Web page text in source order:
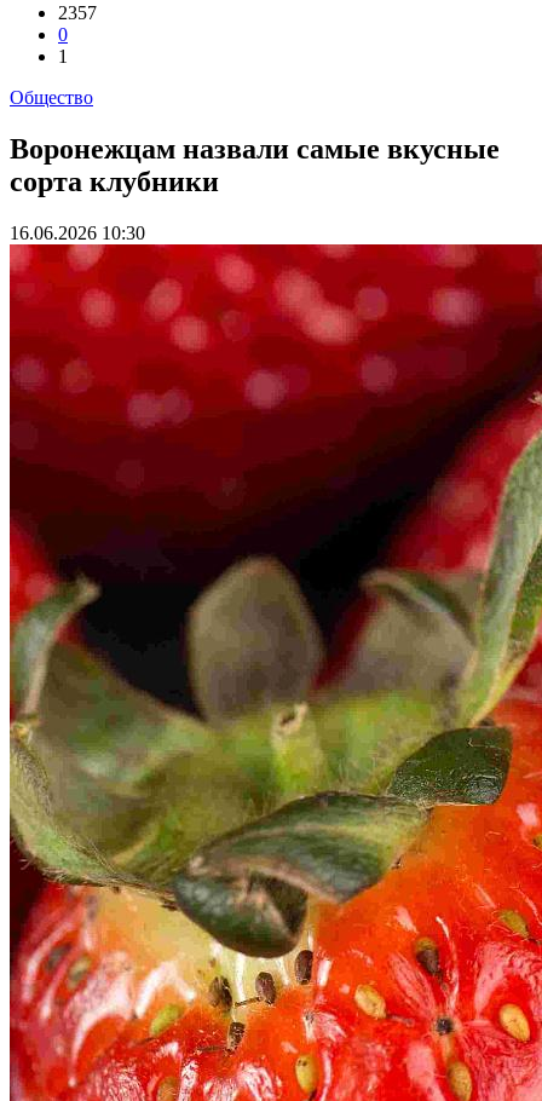
2357
0
1
Общество
Воронежцам назвали самые вкусные
сорта клубники
16.06.2026 10:30